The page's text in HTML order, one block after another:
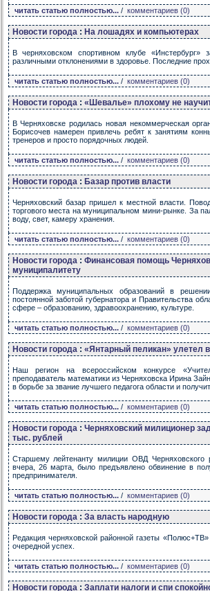
читать статью полностью... / комментариев (0)
Новости города: На лошадях и компьютерах
В черняховском спортивном клубе
различными отклонениями в здоровье. Последние
читать статью полностью... / комментариев (0)
Новости города: «Шевалье» плохому не
В Черняховске родилась новая некоммерческая
Борисочев намерен привлечь ребят к занятиям
тренеров и просто порядочных людей.
читать статью полностью... / комментариев (0)
Новости города: Базар против власти
Черняховский базар пришел к местной власти.
торгового места на муниципальном мини-рынке. За
воду, свет, камеру хранения.
читать статью полностью... / комментариев (0)
Новости города: Финансовая помощь
муниципалитету
Поддержка муниципальных образований в
постоянной заботой губернатора и Правительства
сфере – образованию, здравоохранению, культуре.
читать статью полностью... / комментариев (0)
Новости города: «Янтарный пеликан» улетел
Наш регион на всероссийском конкурсе
преподаватель математики из Черняховска Ирина
в борьбе за звание лучшего педагога области и
читать статью полностью... / комментариев (0)
Новости города: Черняховский милиционер
тыс. рублей
Старшему лейтенанту милиции ОВД Черняховского
вчера, 26 марта, было предъявлено обвинение в
предпринимателя.
читать статью полностью... / комментариев (0)
Новости города: За власть народную
Редакция черняховской районной газеты
очередной успех.
читать статью полностью... / комментариев (0)
Новости города: Заплати налоги и спи